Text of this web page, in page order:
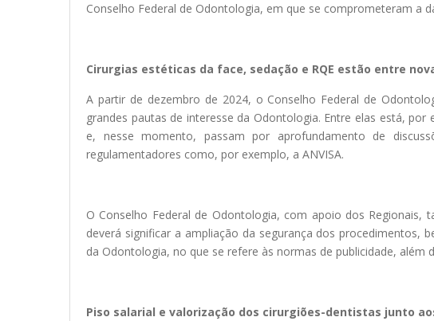
Conselho Federal de Odontologia, em que se comprometeram a
Cirurgias estéticas da face, sedação e RQE estão entre
A partir de dezembro de 2024, o Conselho Federal de
grandes pautas de interesse da Odontologia. Entre elas está,
e, nesse momento, passam por aprofundamento de
regulamentadores como, por exemplo, a ANVISA.
O Conselho Federal de Odontologia, com apoio dos
deverá significar a ampliação da segurança dos procedimentos,
da Odontologia, no que se refere às normas de publicidade, além
Piso salarial e valorização dos cirurgiões-dentistas junto